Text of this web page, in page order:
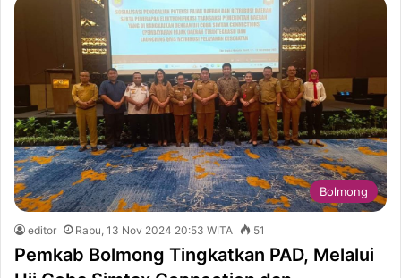
Bolmong
editor Rabu, 13 Nov 2024 20:53 WITA 51
Pemkab Bolmong Tingkatkan PAD, Melalui